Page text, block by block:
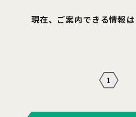
現在、ご案内できる情報は
1